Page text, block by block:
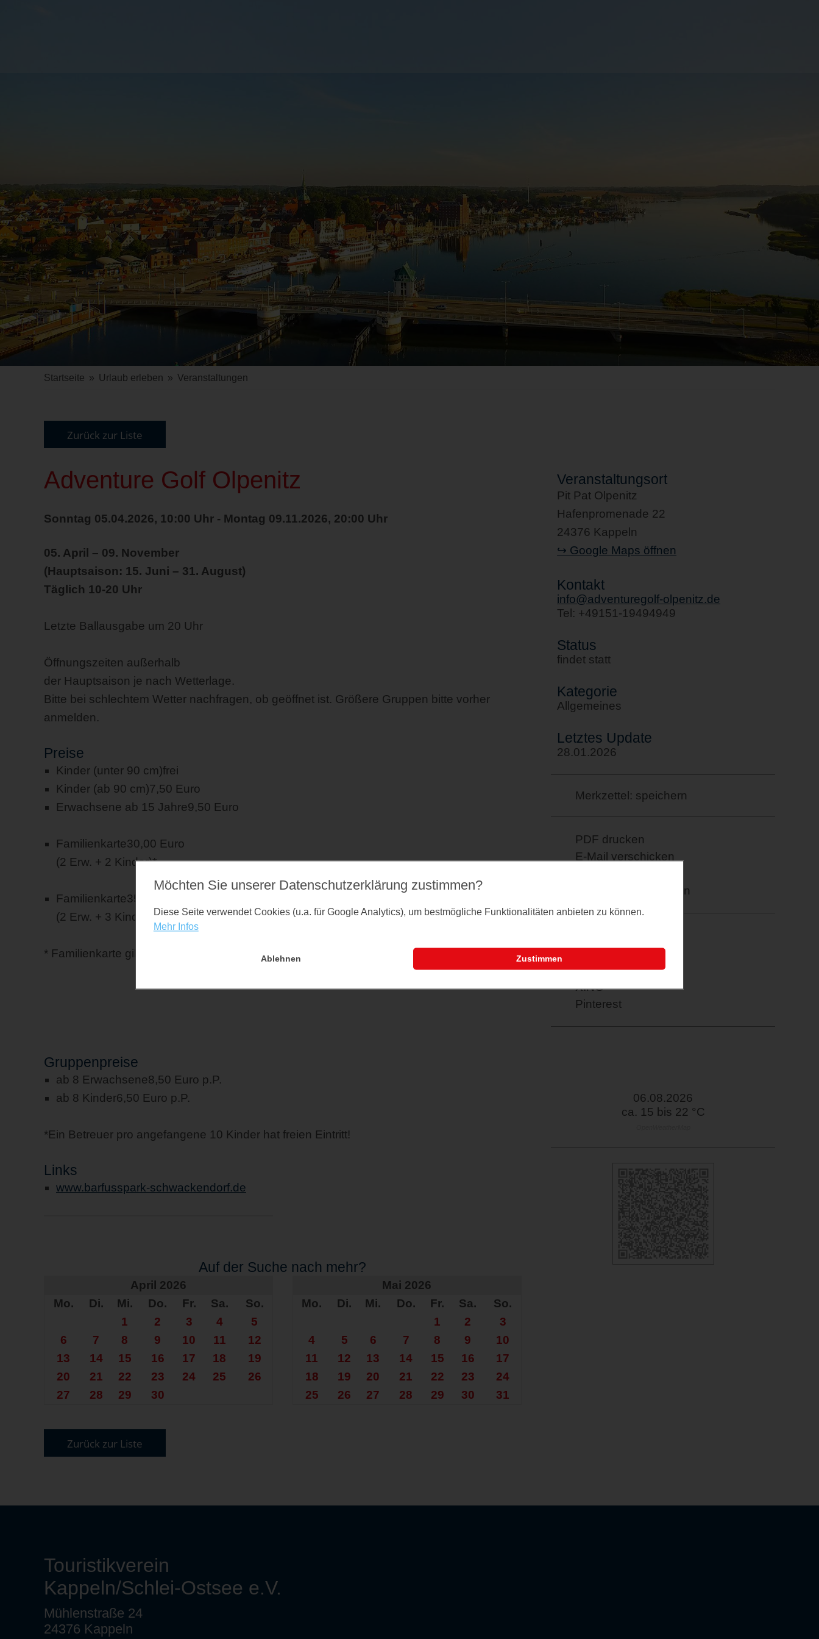
Startseite » Urlaub erleben » Veranstaltungen
Zurück zur Liste
Adventure Golf Olpenitz
Sonntag 05.04.2026, 10:00 Uhr - Montag 09.11.2026, 20:00 Uhr
05. April – 09. November
(Hauptsaison: 15. Juni – 31. August)
Täglich 10-20 Uhr
Letzte Ballausgabe um 20 Uhr
Öffnungszeiten außerhalb
der Hauptsaison je nach Wetterlage.
Bitte bei schlechtem Wetter nachfragen, ob geöffnet ist. Größere Gruppen bitte vorher
anmelden.
Preise
Kinder (unter 90 cm)frei
Kinder (ab 90 cm)7,50 Euro
Erwachsene ab 15 Jahre9,50 Euro
Familienkarte30,00 Euro
(2 Erw. + 2 Kinder)*
Familienkarte35,00 Euro
(2 Erw. + 3 Kinder)*
* Familienkarte gilt nur für eigene Kinder
Gruppenpreise
ab 8 Erwachsene8,50 Euro p.P.
ab 8 Kinder6,50 Euro p.P.
*Ein Betreuer pro angefangene 10 Kinder hat freien Eintritt!
Links
www.barfusspark-schwackendorf.de
Auf der Suche nach mehr?
April 2026
Mo.
Di. Mi. Do. Fr. Sa.
So.
1
2 3 4
5
6
7 8 9 10 11
12
13
14 15 16 17 18
19
20
21 22 23 24 25
26
27
28 29 30
Mai 2026
Mo.
Di. Mi. Do. Fr. Sa.
So.
1
2
3
4
5 6 7 8 9
10
11
12 13 14 15 16
17
18
19 20 21 22 23
24
25
26 27 28 29 30 31
Veranstaltungsort
Pit Pat Olpenitz
Hafenpromenade 22
24376 Kappeln
↪ Google Maps öffnen
Kontakt
info@adventuregolf-olpenitz.de
Tel: +49151-19494949
Status
findet statt
Kategorie
Allgemeines
Letztes Update
28.01.2026
Merkzettel: speichern
PDF drucken
E-Mail verschicken
Weitere Informationen
Google+
XING
Pinterest
06.08.2026
ca. 15 bis 22 °C
Zurück zur Liste
Touristikverein
Kappeln/Schlei-Ostsee e.V.
Mühlenstraße 24
24376 Kappeln
Möchten Sie unserer Datenschutz­erklärung zustimmen?
Diese Seite verwendet Cookies (u.a. für Google Analytics), um bestmögliche Funktionalitäten anbieten zu können.
Mehr Infos
Ablehnen Zustimmen